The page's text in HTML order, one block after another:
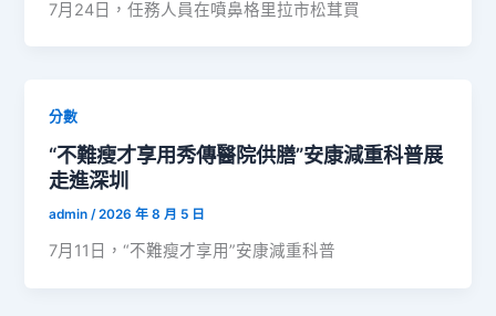
7月24日，任務人員在噴鼻格里拉市松茸買
分數
“不難瘦才享用秀傳醫院供膳”安康減重科普展
走進深圳
admin/2026 年 8 月 5 日
7月11日，“不難瘦才享用”安康減重科普